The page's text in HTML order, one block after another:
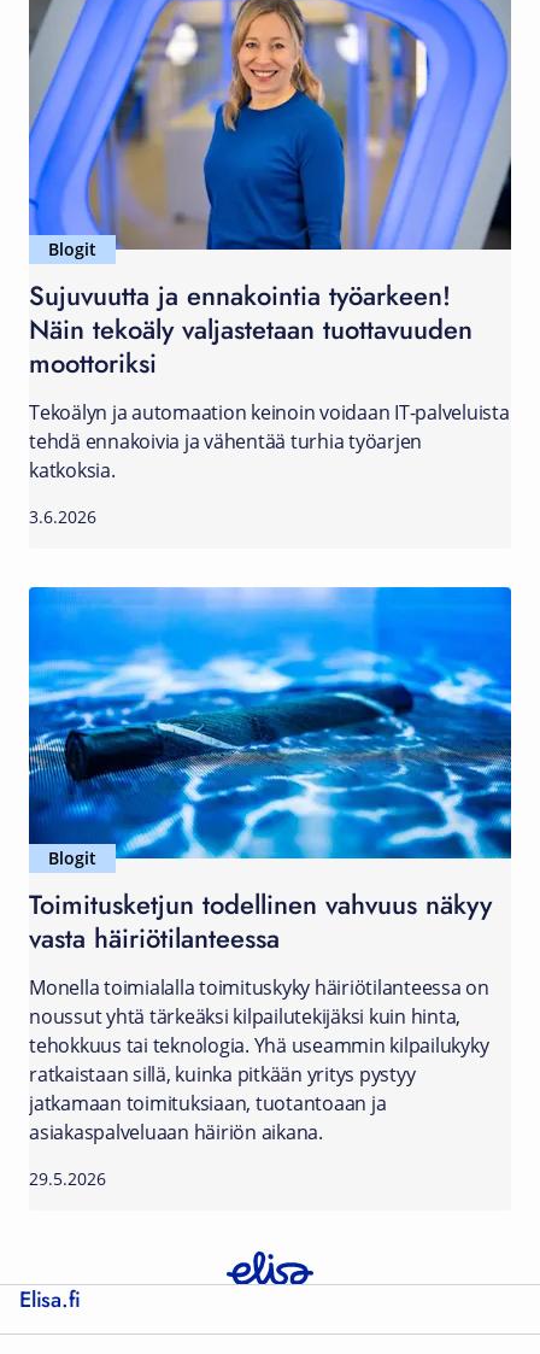
Blogit
Sujuvuutta ja ennakointia työarkeen!
Näin tekoäly valjastetaan tuottavuuden
moottoriksi
Tekoälyn ja automaation keinoin voidaan IT-palveluista
tehdä ennakoivia ja vähentää turhia työarjen
katkoksia.
3.6.2026
Blogit
Toimitusketjun todellinen vahvuus näkyy
vasta häiriötilanteessa
Monella toimialalla toimituskyky häiriötilanteessa on
noussut yhtä tärkeäksi kilpailutekijäksi kuin hinta,
tehokkuus tai teknologia. Yhä useammin kilpailukyky
ratkaistaan sillä, kuinka pitkään yritys pystyy
jatkamaan toimituksiaan, tuotantoaan ja
asiakaspalveluaan häiriön aikana.
29.5.2026
Elisa.fi